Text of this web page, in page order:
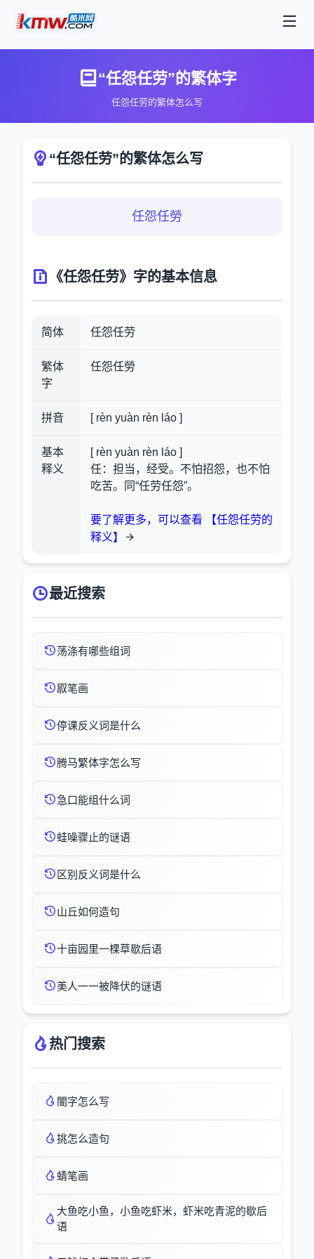
“任怨任劳”的繁体字
任怨任劳的繁体怎么写
“任怨任劳”的繁体怎么写
任怨任勞
《任怨任劳》字的基本信息
简体 任怨任劳
繁体
字
任怨任勞
拼音 [ rèn yuàn rèn láo ]
基本
释义
[ rèn yuàn rèn láo ]
任：担当，经受。不怕招怨，也不怕
吃苦。同“任劳任怨”。
要了解更多，可以查看 【任怨任劳的
释义】
最近搜索
荡涤有哪些组词
叞笔画
停课反义词是什么
腾马繁体字怎么写
急口能组什么词
蛙噪骤止的谜语
区别反义词是什么
山丘如何造句
十亩园里一棵草歇后语
美人一一被降伏的谜语
热门搜索
闇字怎么写
挑怎么造句
蜻笔画
大鱼吃小鱼，小鱼吃虾米，虾米吃青泥的歇后
语